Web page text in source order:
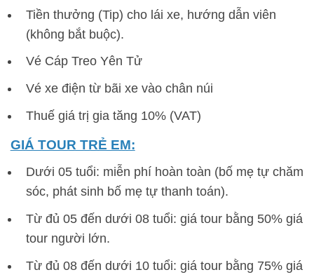
Tiền thưởng (Tip) cho lái xe, hướng dẫn viên
(không bắt buộc).
Vé Cáp Treo Yên Tử
Vé xe điện từ bãi xe vào chân núi
Thuế giá trị gia tăng 10% (VAT)
GIÁ TOUR TRẺ EM:
Dưới 05 tuổi: miễn phí hoàn toàn (bố mẹ tự chăm
sóc, phát sinh bố mẹ tự thanh toán).
Từ đủ 05 đến dưới 08 tuổi: giá tour bằng 50% giá
tour người lớn.
Từ đủ 08 đến dưới 10 tuổi: giá tour bằng 75% giá